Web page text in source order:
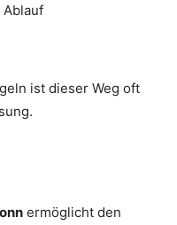
ist dieser Weg oft
ermöglicht den